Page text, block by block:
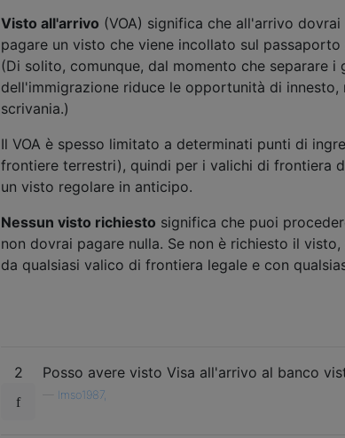
Visto all'arrivo (VOA) significa che all'arrivo
pagare un visto che viene incollato sul
(Di solito, comunque, dal momento che separare
dell'immigrazione riduce le opportunità di
scrivania.)
Il VOA è spesso limitato a determinati punti di
frontiere terrestri), quindi per i valichi di frontiera
un visto regolare in anticipo.
Nessun visto richiesto significa che puoi
non dovrai pagare nulla. Se non è richiesto il
da qualsiasi valico di frontiera legale e con
2 Posso avere visto Visa all'arrivo al banco
Imso1987,